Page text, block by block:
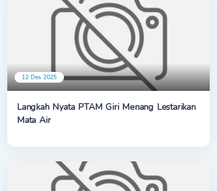
12 Des 2025
Langkah Nyata PTAM Giri Menang Lestarikan
Mata Air